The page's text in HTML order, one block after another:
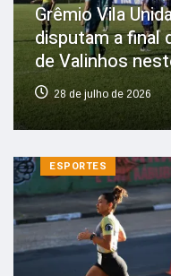
Grêmio Vila
disputam a final
de Valinhos
28 de julho de 2026
ESPORTES